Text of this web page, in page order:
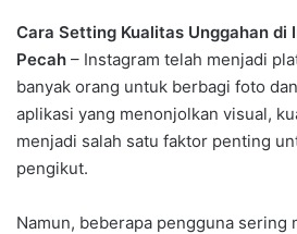
Cara Setting Kualitas Unggahan di
Pecah – Instagram telah menjadi
banyak orang untuk berbagi foto
aplikasi yang menonjolkan visual,
menjadi salah satu faktor penting
pengikut.
Namun, beberapa pengguna sering